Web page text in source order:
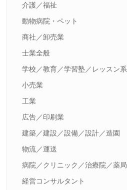
介護／福祉
動物病院・ペット
商社／卸売業
士業全般
学校／教育／学習塾／レッスン系
小売業
工業
広告／印刷業
建築／建設／設備／設計／造園
物流／運送
病院／クリニック／治療院／薬局
経営コンサルタント